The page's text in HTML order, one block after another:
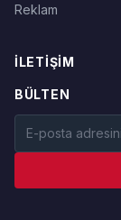
Reklam
İLETIŞIM
BÜLTEN